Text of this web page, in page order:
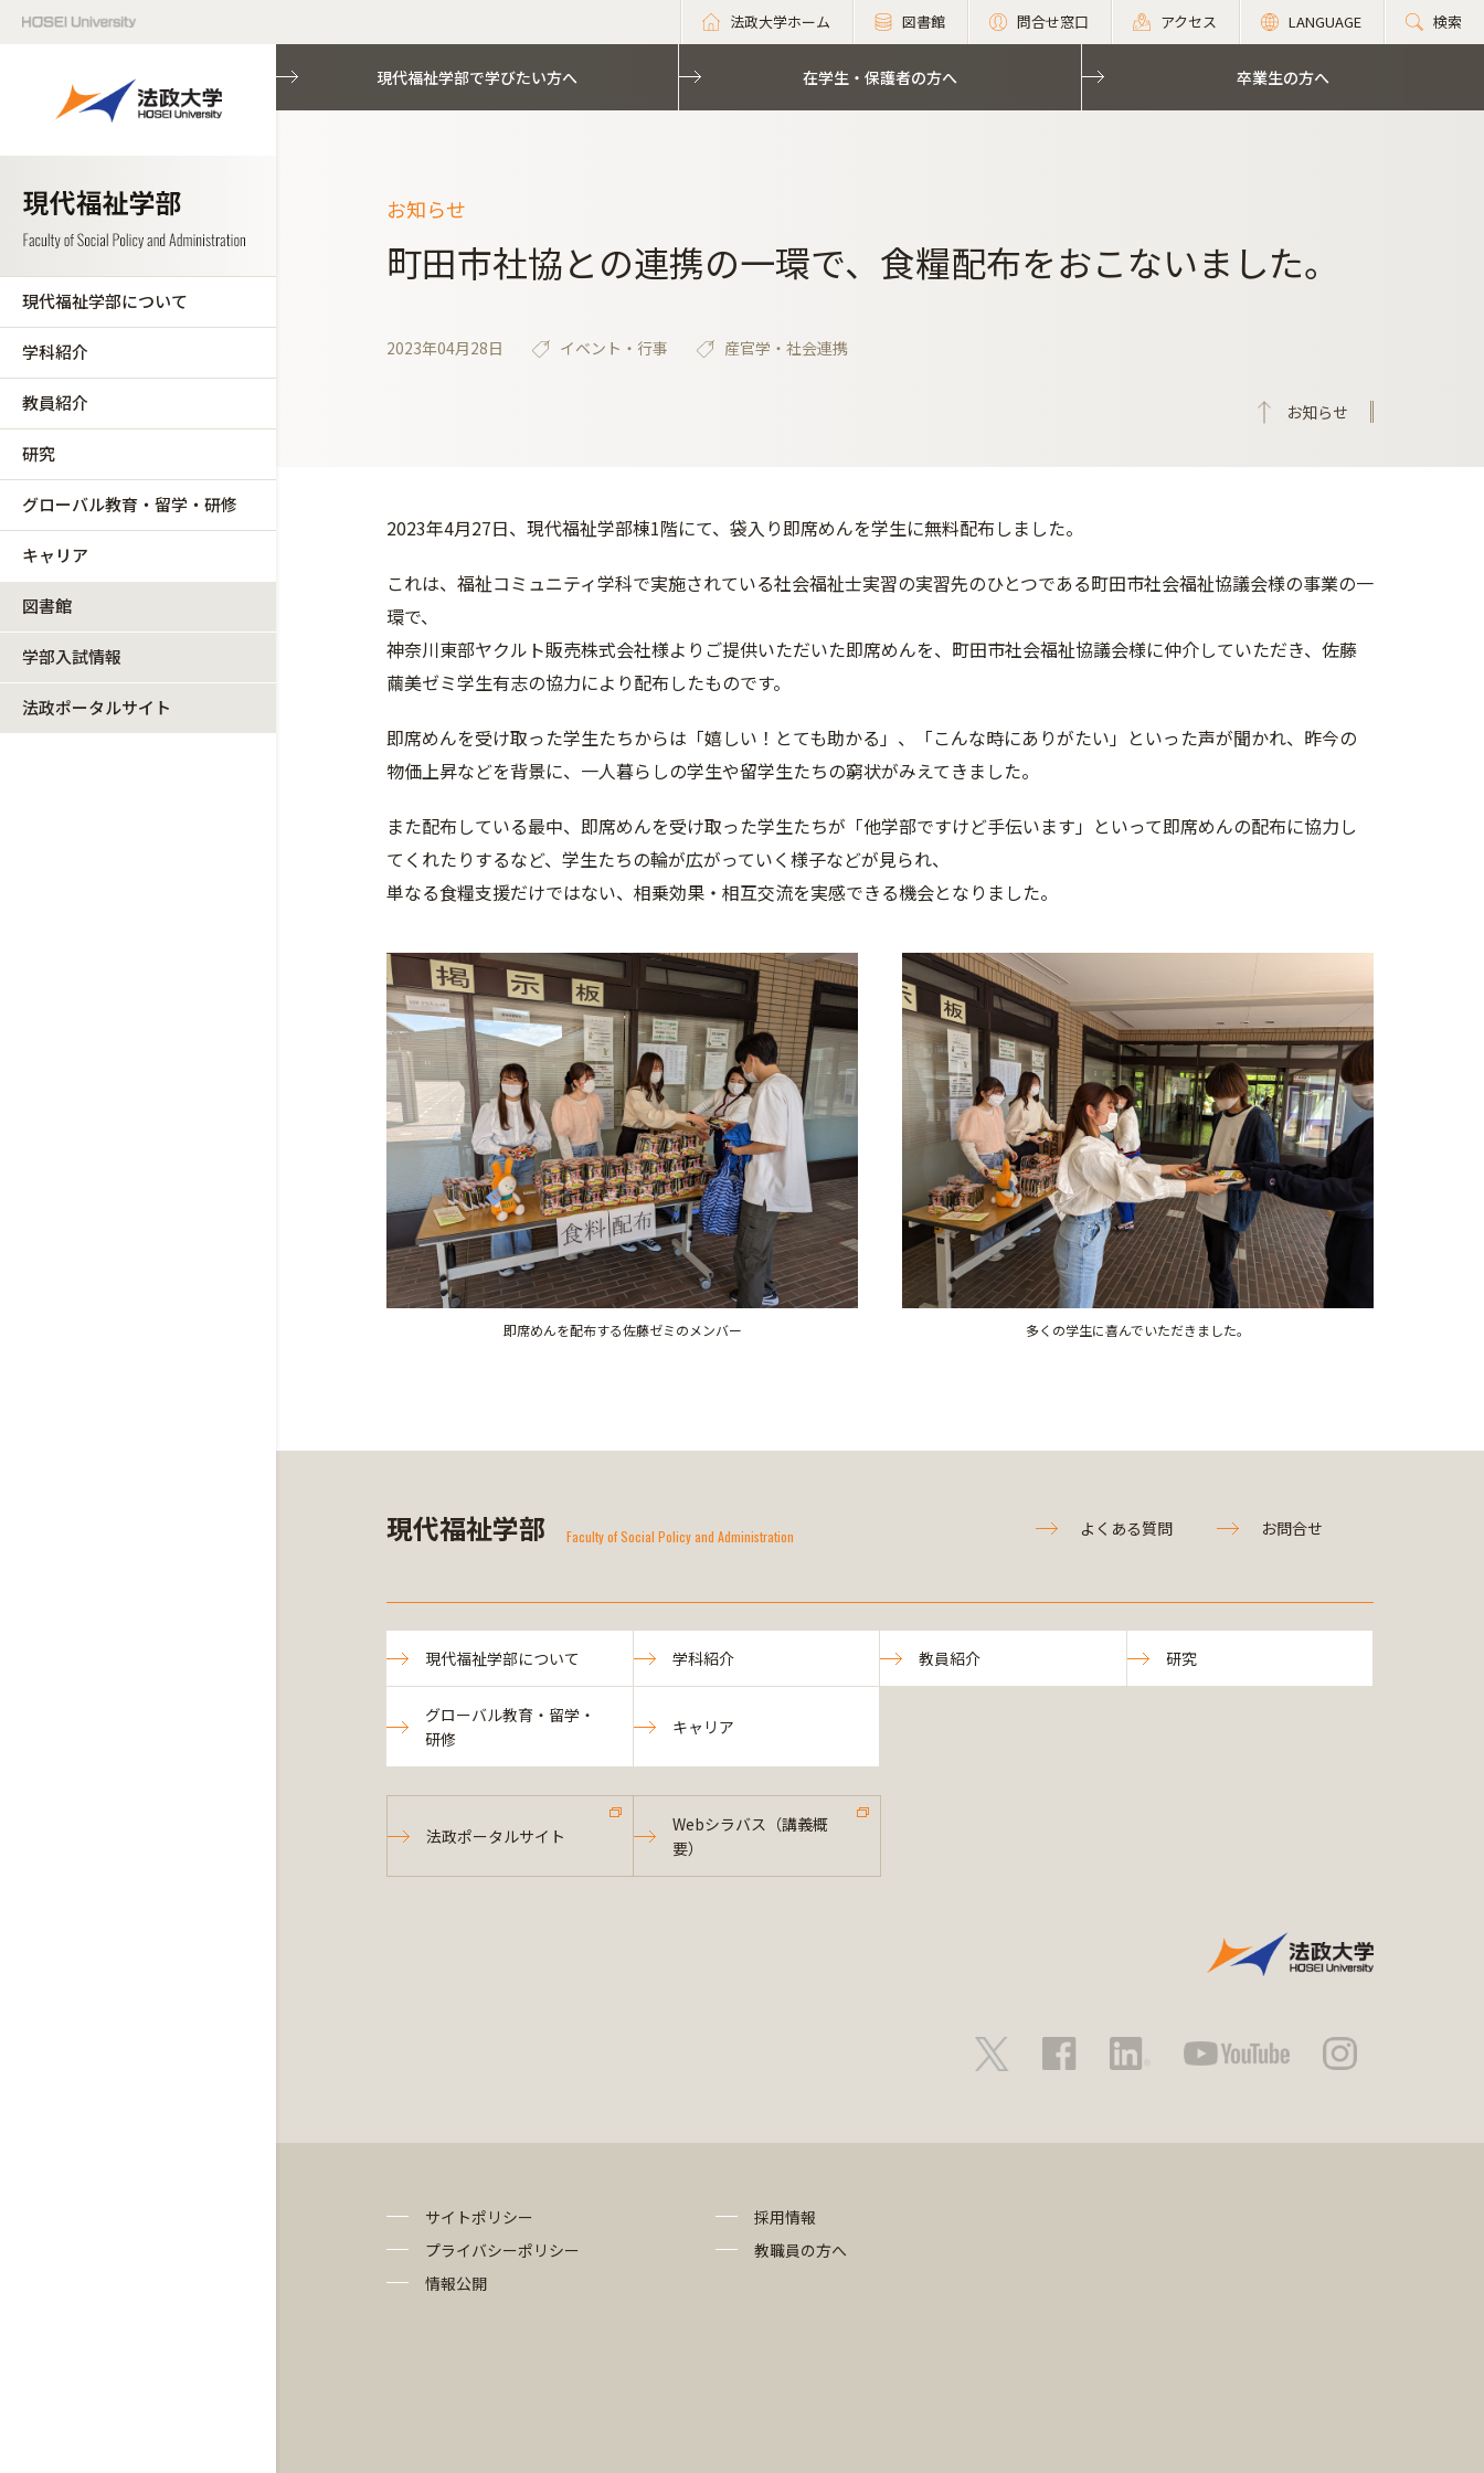
法政大学ホーム 図書館 問合せ窓口 アクセス LANGUAGE 検索
現代福祉学部について
学科紹介
教員紹介
研究
グローバル教育・留学・研修
キャリア
図書館
学部入試情報
法政ポータルサイト
現代福祉学部で学びたい方へ 在学生・保護者の方へ 卒業生の方へ
お知らせ
町田市社協との連携の一環で、食糧配布をおこないました。
2023年04月28日 イベント・行事 産官学・社会連携
お知らせ
2023年4月27日、現代福祉学部棟1階にて、袋入り即席めんを学生に無料配布しました。
これは、福祉コミュニティ学科で実施されている社会福祉士実習の実習先のひとつである町田市社会福祉協議会様の事業の一
環で、
神奈川東部ヤクルト販売株式会社様よりご提供いただいた即席めんを、町田市社会福祉協議会様に仲介していただき、佐藤
繭美ゼミ学生有志の協力により配布したものです。
即席めんを受け取った学生たちからは「嬉しい！とても助かる」、「こんな時にありがたい」といった声が聞かれ、昨今の
物価上昇などを背景に、一人暮らしの学生や留学生たちの窮状がみえてきました。
また配布している最中、即席めんを受け取った学生たちが「他学部ですけど手伝います」といって即席めんの配布に協力し
てくれたりするなど、学生たちの輪が広がっていく様子などが見られ、
単なる食糧支援だけではない、相乗効果・相互交流を実感できる機会となりました。
即席めんを配布する佐藤ゼミのメンバー 多くの学生に喜んでいただきました。
現代福祉学部 Faculty of Social Policy and Administration よくある質問 お問合せ
現代福祉学部について 学科紹介 教員紹介 研究
グローバル教育・留学・
研修
キャリア
法政ポータルサイト
Webシラバス（講義概
要）
サイトポリシー
プライバシーポリシー
情報公開
採用情報
教職員の方へ